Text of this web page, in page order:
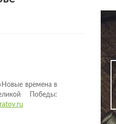
времена в
Победы: